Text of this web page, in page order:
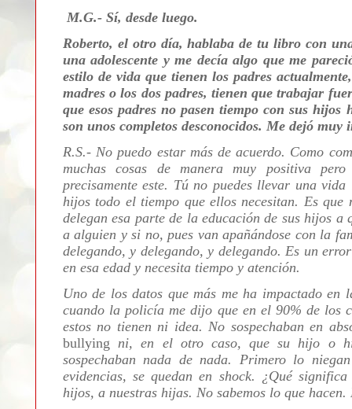
M.G.- Sí, desde luego.
Roberto, el otro día, hablaba de tu libro con
una adolescente y me decía algo que me
estilo de vida que tienen los padres
madres o los dos padres, tienen que trabajar
que esos padres no pasen tiempo con sus hijos
son unos completos desconocidos. Me dejó muy
R.S.- No puedo estar más de acuerdo. Como
muchas cosas de manera muy positiva
precisamente este. Tú no puedes llevar una
hijos todo el tiempo que ellos necesitan. Es
delegan esa parte de la educación de sus hijos
a alguien y si no, pues van apañándose con la
delegando, y delegando, y delegando. Es un
en esa edad y necesita tiempo y atención.
Uno de los datos que más me ha impactado en
cuando la policía me dijo que en el 90% de los
estos no tienen ni idea. No sospechaban en
bullying ni, en el otro caso, que su hijo o
sospechaban nada de nada. Primero lo
evidencias, se quedan en shock. ¿Qué
hijos, a nuestras hijas. No sabemos lo que